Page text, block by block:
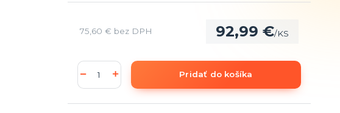
92,99 €/KS
75,60 € bez DPH
Pridať do košíka